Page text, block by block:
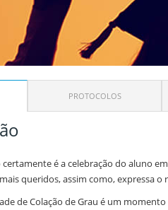
PROTOCOLOS
é a celebração do aluno
queridos, assim como, expressa
de Colação de Grau é um